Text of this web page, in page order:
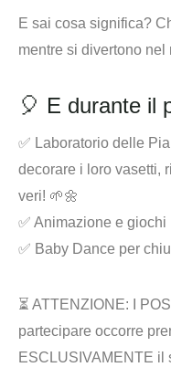
E sai cosa significa?
mentre si divertono nel
🎈 E durante il
✅ Laboratorio delle
decorare i loro vasetti,
veri! 🌱🌼
✅ Animazione e
✅ Baby Dance per
⏳ ATTENZIONE: I
partecipare occorre
ESCLUSIVAMENTE il